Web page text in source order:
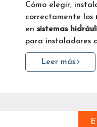
Cómo elegir,
correctamente los
en sistemas
para instaladores
Leer más